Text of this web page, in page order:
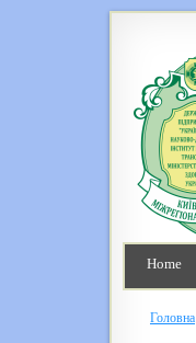
Home
Головна